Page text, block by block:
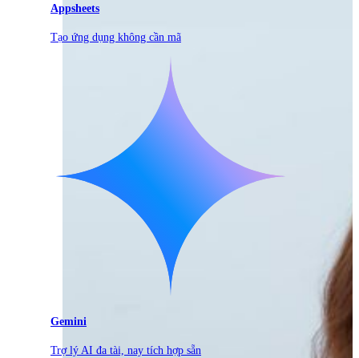
Appsheets
Tạo ứng dụng không cần mã
Gemini
Trợ lý AI đa tài, nay tích hợp sẵn